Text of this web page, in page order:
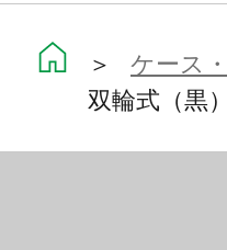
※こちらの商品
ただきます。
メーカーの在庫
ますので 予めご
＞ ケース
双輪式（黒